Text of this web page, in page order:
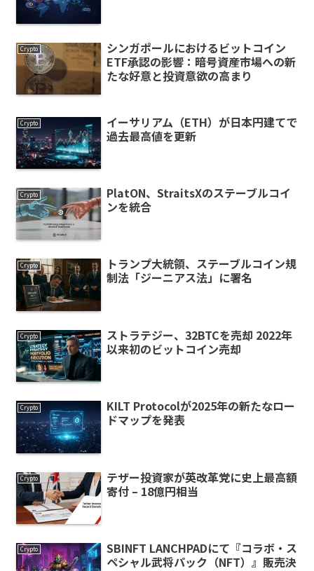
Crypto
シンガポールにおけるビットコイン
ETF承認の影響：暗号資産市場への新
たな好意と投資意欲の高まり
Crypto
イーサリアム（ETH）が日本円建てで
過去最高値を更新
Crypto
PlatON、StraitsXのステーブルコイ
ンを統合
Crypto
トランプ大統領、ステーブルコイン規
制法「ジーニアス法」に署名
Crypto
ストラテジー、32BTCを売却 2022年
以来初のビットコイン売却
Crypto
KILT Protocolが2025年の新たなロー
ドマップを発表
Crypto
テザー投資家が英改革党に史上最高額
寄付 – 18億円相当
Crypto
SBINFT LANCHPADにて『コラボ・ス
ペシャル武将パック（NFT）』販売決